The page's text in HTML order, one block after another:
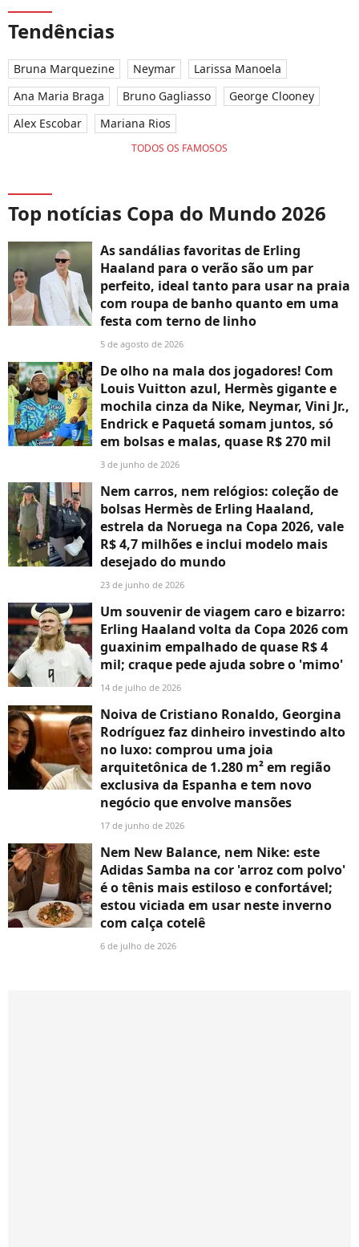
Tendências
Bruna Marquezine Neymar
Larissa Manoela
Ana Maria Braga
Bruno Gagliasso
George Clooney
Alex Escobar
Mariana Rios
TODOS OS FAMOSOS
Top notícias Copa do Mundo 2026
As sandálias favoritas de Erling
Haaland para o verão são um par
perfeito, ideal tanto para usar na praia
com roupa de banho quanto em uma
festa com terno de linho
5 de agosto de 2026
De olho na mala dos jogadores! Com
Louis Vuitton azul, Hermès gigante e
mochila cinza da Nike, Neymar, Vini Jr.,
Endrick e Paquetá somam juntos, só
em bolsas e malas, quase R$ 270 mil
3 de junho de 2026
Nem carros, nem relógios: coleção de
bolsas Hermès de Erling Haaland,
estrela da Noruega na Copa 2026, vale
R$ 4,7 milhões e inclui modelo mais
desejado do mundo
23 de junho de 2026
Um souvenir de viagem caro e bizarro:
Erling Haaland volta da Copa 2026 com
guaxinim empalhado de quase R$ 4
mil; craque pede ajuda sobre o 'mimo'
14 de julho de 2026
Noiva de Cristiano Ronaldo, Georgina
Rodríguez faz dinheiro investindo alto
no luxo: comprou uma joia
arquitetônica de 1.280 m² em região
exclusiva da Espanha e tem novo
negócio que envolve mansões
17 de junho de 2026
Nem New Balance, nem Nike: este
Adidas Samba na cor 'arroz com polvo'
é o tênis mais estiloso e confortável;
estou viciada em usar neste inverno
com calça cotelê
6 de julho de 2026